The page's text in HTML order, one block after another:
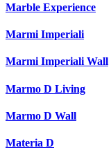
Marble Experience
Marmi Imperiali
Marmi Imperiali Wall
Marmo D Living
Marmo D Wall
Materia D